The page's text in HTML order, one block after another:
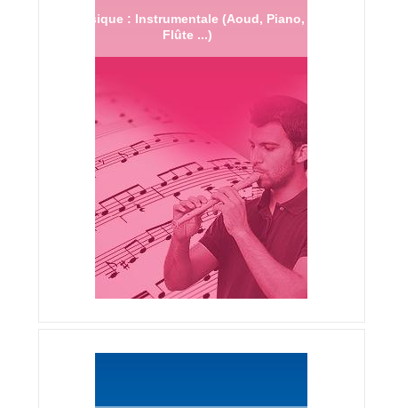
Musique : Instrumentale (Aoud, Piano,
Flûte ...)